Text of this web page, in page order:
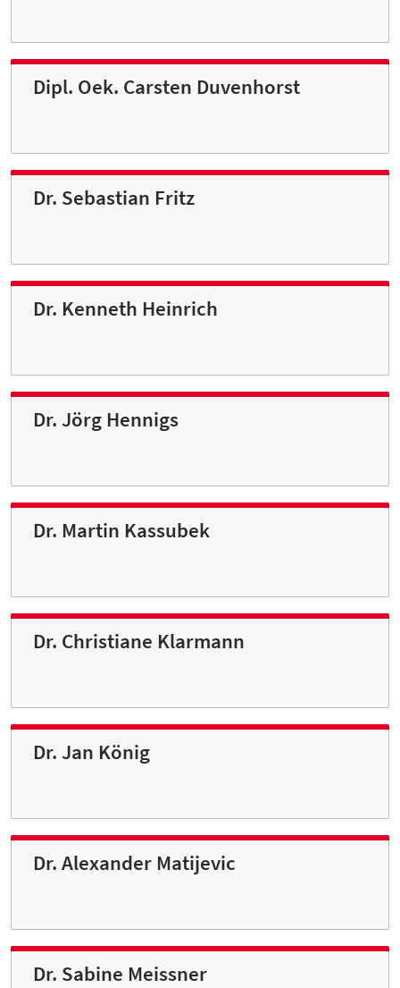
Dipl. Oek. Carsten Duvenhorst
Dr. Sebastian Fritz
Dr. Kenneth Heinrich
Dr. Jörg Hennigs
Dr. Martin Kassubek
Dr. Christiane Klarmann
Dr. Jan König
Dr. Alexander Matijevic
Dr. Sabine Meissner